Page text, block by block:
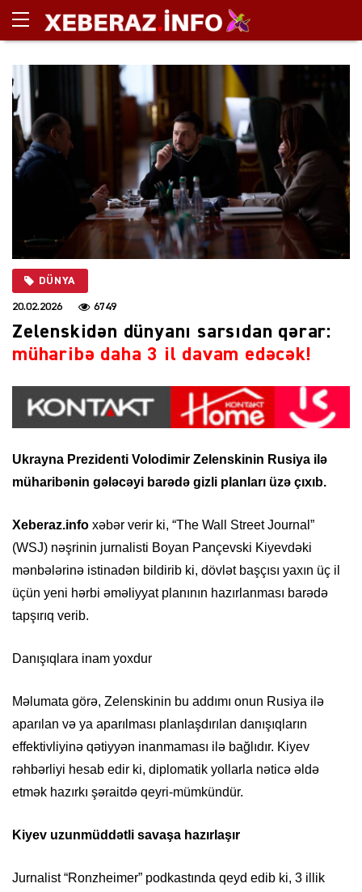
DÜNYA
20.02.2026 6749
Zelenskidən dünyanı sarsıdan qərar:
müharibə daha 3 il davam edəcək!
Ukrayna Prezidenti Volodimir Zelenskinin Rusiya ilə
müharibənin gələcəyi barədə gizli planları üzə çıxıb.
Xeberaz.info xəbər verir ki, “The Wall Street Journal”
(WSJ) nəşrinin jurnalisti Boyan Pançevski Kiyevdəki
mənbələrinə istinadən bildirib ki, dövlət başçısı yaxın üç il
üçün yeni hərbi əməliyyat planının hazırlanması barədə
tapşırıq verib.
Danışıqlara inam yoxdur
Məlumata görə, Zelenskinin bu addımı onun Rusiya ilə
aparılan və ya aparılması planlaşdırılan danışıqların
effektivliyinə qətiyyən inanmaması ilə bağlıdır. Kiyev
rəhbərliyi hesab edir ki, diplomatik yollarla nəticə əldə
etmək hazırkı şəraitdə qeyri-mümkündür.
Kiyev uzunmüddətli savaşa hazırlaşır
Jurnalist “Ronzheimer” podkastında qeyd edib ki, 3 illik